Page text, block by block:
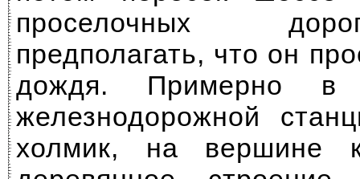
проселочных
предполагать, что он
дождя. Примерно в
железнодорожной
холмик, на вершине